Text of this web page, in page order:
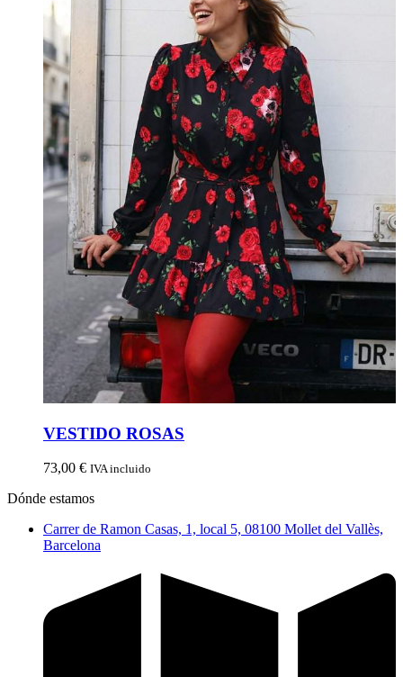
VESTIDO ROSAS
73,00 € IVA incluido
Dónde estamos
Carrer de Ramon Casas, 1, local 5, 08100 Mollet del Vallès,
Barcelona